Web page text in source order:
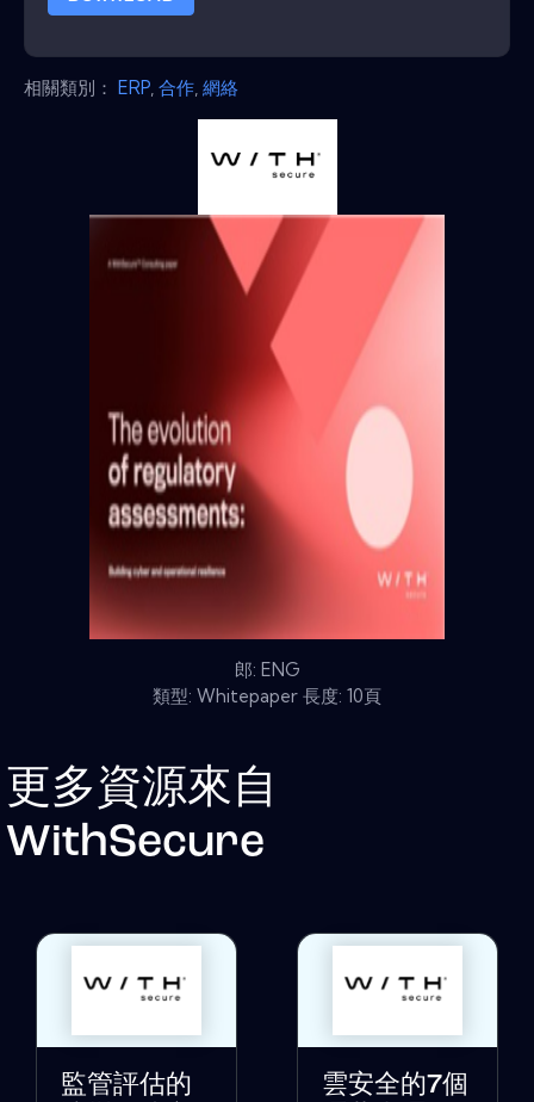
相關類別： ERP 合作 網絡
郎: ENG
類型: Whitepaper 長度: 10頁
更多資源來自
WithSecure
監管評估的
雲安全的7個